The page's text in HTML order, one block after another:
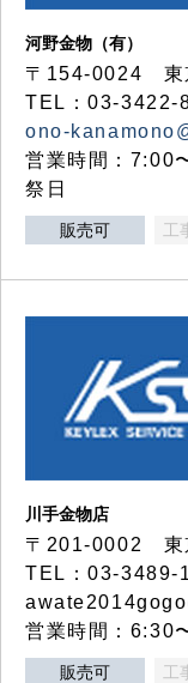
河野金物（有）
〒154-0024 東
TEL：03-3422-
ono-
営業時間：7:00
祭日
販売可 工
川手金物店
〒201-0002 東
TEL：03-3489-
営業時間：6:30
販売可 工